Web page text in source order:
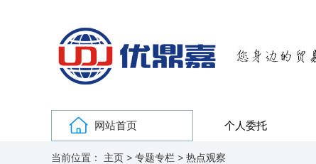
网站首页 个人委托
当前位置： 主页 > 专题专栏 > 热点观察